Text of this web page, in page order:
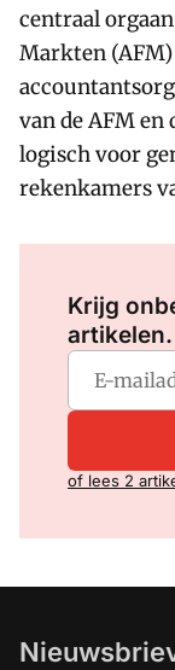
centraal
Markten (AFM)
van de AFM
logisch voor
rekenkamers
Krijg
artikelen.
of lees 2